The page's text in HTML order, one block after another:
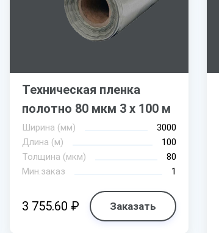
Техническая пленка
полотно 80 мкм 3 х 100 м
Ширина (мм)
3000
Длина (м)
100
Толщина (мкм)
80
Мин.заказ
1
3 755.60 ₽ Заказать